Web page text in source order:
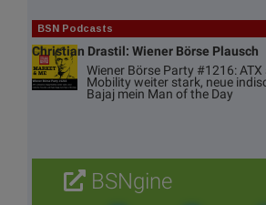
BSN Podcasts
Christian Drastil: Wiener Börse Plausch
Wiener Börse Party #1216:
Mobility weiter stark, neue
Bajaj mein Man of the Day
BSNgine